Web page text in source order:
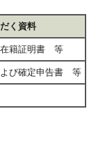
く資料
在籍証明書 等
よび確定申告書 等